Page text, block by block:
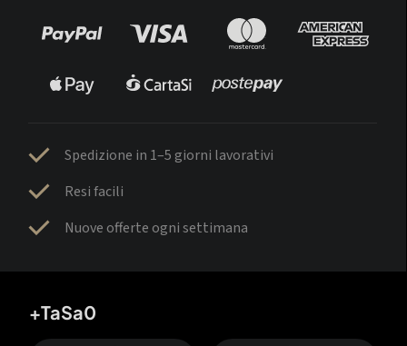
Spedizione in 1–5 giorni lavorativi
Resi facili
Nuove offerte ogni settimana
+TaSa0